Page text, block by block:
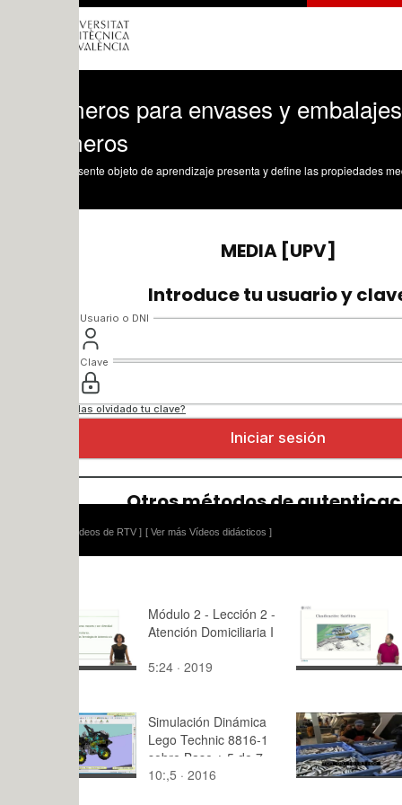
para envases y embalajes.
[ Ver más Vídeos didácticos ]
Módulo 2 - Lección 2 -
Atención Domiciliaria I
5:24 · 2019
horizontal:
2:49 · 2015
Simulación Dinámica
Lego Technic 8816-1
sobre Base ¿ 5 de 7
10:,5 · 2016
El llagostí
1:06 · 2015